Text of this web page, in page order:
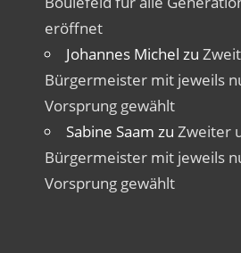
eröffnet
Johannes Michel zu
Bürgermeister mit jeweils
Vorsprung gewählt
Sabine Saam zu Zweiter
Bürgermeister mit jeweils
Vorsprung gewählt